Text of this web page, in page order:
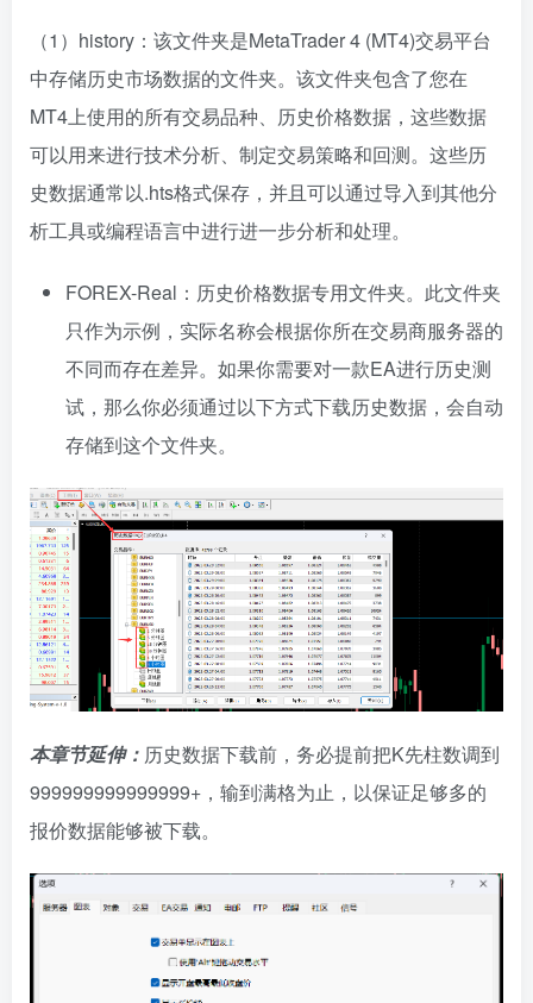
（1）history：该文件夹是MetaTrader 4 (MT4)交易平台
中存储历史市场数据的文件夹。该文件夹包含了您在
MT4上使用的所有交易品种、历史价格数据，这些数据
可以用来进行技术分析、制定交易策略和回测。这些历
史数据通常以.hts格式保存，并且可以通过导入到其他分
析工具或编程语言中进行进一步分析和处理。
FOREX-Real：历史价格数据专用文件夹。此文件夹
只作为示例，实际名称会根据你所在交易商服务器的
不同而存在差异。如果你需要对一款EA进行历史测
试，那么你必须通过以下方式下载历史数据，会自动
存储到这个文件夹。
本章节延伸： 历史数据下载前，务必提前把K先柱数调到
999999999999999+，输到满格为止，以保证足够多的
报价数据能够被下载。